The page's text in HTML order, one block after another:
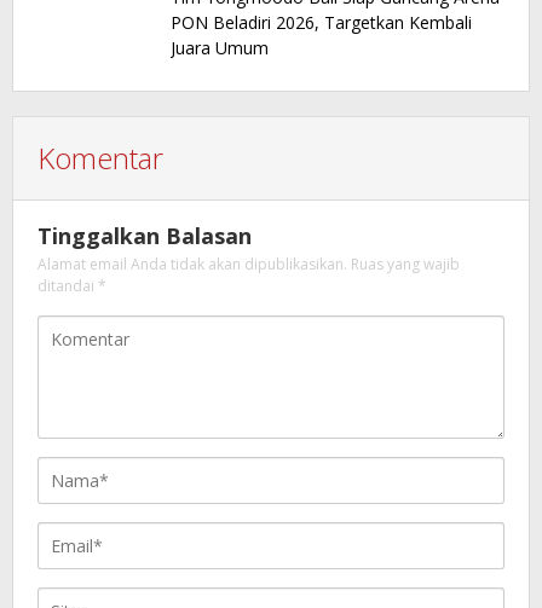
PON Beladiri 2026, Targetkan Kembali
Juara Umum
Komentar
Tinggalkan Balasan
Alamat email Anda tidak akan dipublikasikan. Ruas yang wajib
ditandai *